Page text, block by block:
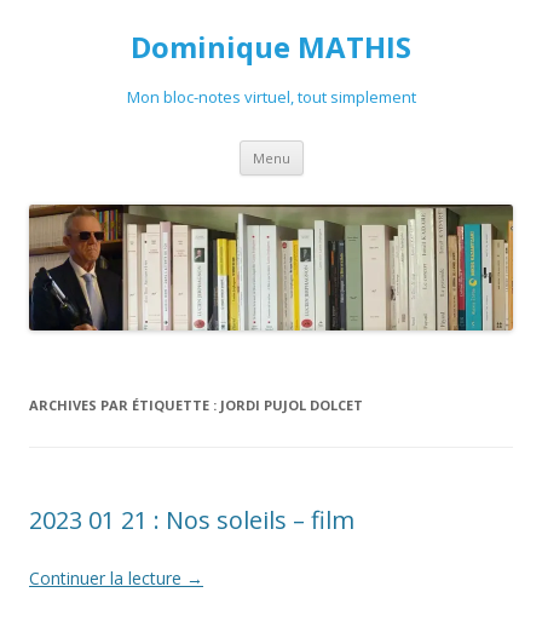
Dominique MATHIS
Mon bloc-notes virtuel, tout simplement
Menu Aller
contenu
ARCHIVES PAR ÉTIQUETTE : JORDI PUJOL DOLCET
2023 01 21 : Nos soleils – film
Continuer la lecture →